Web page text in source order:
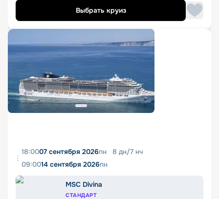
Выбрать круиз
18:0007 сентября 2026пн 8 дн/7 нч
09:0014 сентября 2026пн
MSC Divina
СТАНДАРТ